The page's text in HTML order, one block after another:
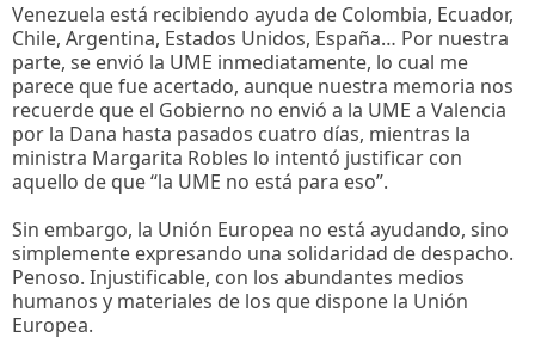
Venezuela está recibiendo ayuda de Colombia, Ecuador,
Chile, Argentina, Estados Unidos, España… Por nuestra
parte, se envió la UME inmediatamente, lo cual me
parece que fue acertado, aunque nuestra memoria nos
recuerde que el Gobierno no envió a la UME a Valencia
por la Dana hasta pasados cuatro días, mientras la
ministra Margarita Robles lo intentó justificar con
aquello de que “la UME no está para eso”.
Sin embargo, la Unión Europea no está ayudando, sino
simplemente expresando una solidaridad de despacho.
Penoso. Injustificable, con los abundantes medios
humanos y materiales de los que dispone la Unión
Europea.